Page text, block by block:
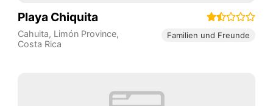
Playa Chiquita
Cahuita, Limón Province,
Costa Rica
Familien und Freunde